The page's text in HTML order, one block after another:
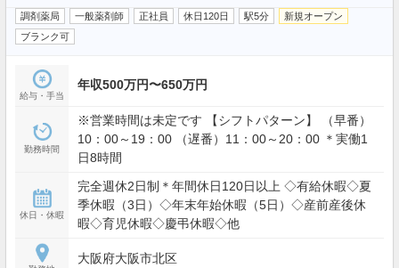
調剤薬局 一般薬剤師 正社員 休日120日 駅5分
新規オープン
ブランク可
給与・手当
年収500万円〜650万円
勤務時間
※営業時間は未定です 【シフトパターン】 （早番）
10：00～19：00 （遅番）11：00～20：00 ＊実働1
日8時間
休日・休暇
完全週休2日制＊年間休日120日以上 ◇有給休暇◇夏
季休暇（3日）◇年末年始休暇（5日）◇産前産後休
暇◇育児休暇◇慶弔休暇◇他
大阪府大阪市北区